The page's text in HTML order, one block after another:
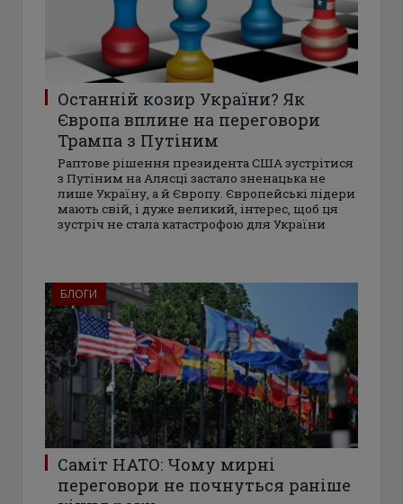
Останній козир України? Як
Європа вплине на переговори
Трампа з Путіним
Раптове рішення президента США зустрітися
з Путіним на Алясці застало зненацька не
лише Україну, а й Європу. Європейські лідери
мають свій, і дуже великий, інтерес, щоб ця
зустріч не стала катастрофою для України
БЛОГИ
Саміт НАТО: Чому мирні
переговори не почнуться раніше